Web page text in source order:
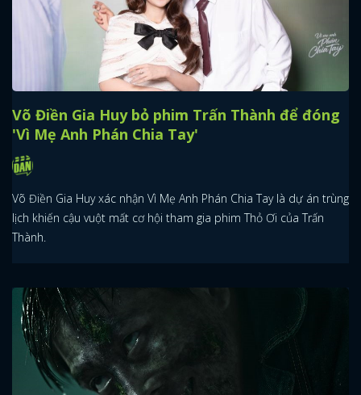
Võ Điền Gia Huy bỏ phim Trấn Thành để đóng
'Vì Mẹ Anh Phán Chia Tay'
Võ Điền Gia Huy xác nhận Vì Mẹ Anh Phán Chia Tay là dự án trùng
lịch khiến cậu vuột mất cơ hội tham gia phim Thỏ Ơi của Trấn
Thành.